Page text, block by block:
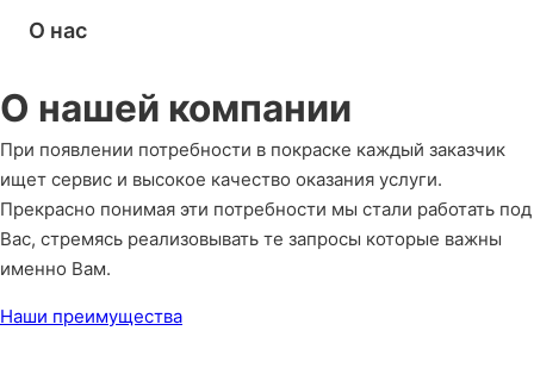
О нас
О нашей компании
При появлении потребности в покраске каждый заказчик
ищет сервис и высокое качество оказания услуги.
Прекрасно понимая эти потребности мы стали работать под
Вас, стремясь реализовывать те запросы которые важны
именно Вам.
Наши преимущества